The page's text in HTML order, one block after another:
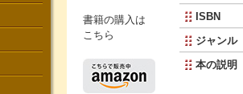
書籍の購入は
こちら
ISBN
ジャンル
本の説明